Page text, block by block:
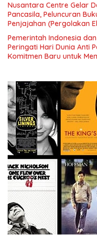
Nusantara Centre Gelar
Pancasila, Peluncuran
Penjajahan (Pergolakan
Simposium Nasional
Nasional dan
Menuju Indonesia Emas
Pemerintah Indonesia
Peringati Hari Dunia Anti
Komitmen Baru untuk